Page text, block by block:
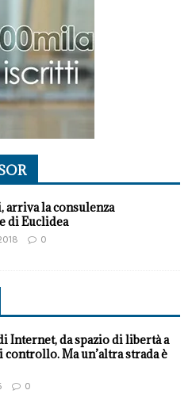
arriva la consulenza
di Euclidea
0
Internet, da spazio di libertà a
Ma un’altra strada è
0